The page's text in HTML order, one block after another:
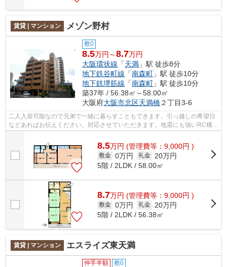
賃貸 | マンション メゾン野村
敷0
8.5万円～8.7万円
大阪環状線 「天満 」駅 徒歩8分
地下鉄谷町線 「南森町 」駅 徒歩10分
地下鉄堺筋線 「南森町 」駅 徒歩10分
築37年 / 56.38㎡～58.00㎡
大阪府大阪市北区天満橋２丁目3-6
二人入居可能なので兄弟で一緒に暮らすこともできます。引っ越しの希望日
などあればお伝えください。対応させていただきます。地震にも強いRC構造
8.5万円 (管理費等：9,000円 )
敷金 0万円 礼金
20万円
5階 / 2LDK / 58.00㎡
8.7万円 (管理費等：9,000円 )
敷金 0万円 礼金
20万円
5階 / 2LDK / 56.38㎡
賃貸 | マンション エスライズ東天満
仲手半額 敷0